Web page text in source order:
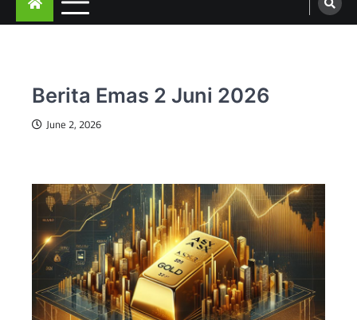
Berita Emas 2 Juni 2026
June 2, 2026